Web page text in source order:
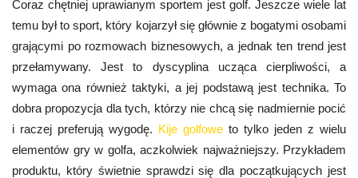
Coraz chętniej uprawianym sportem jest golf. Jeszcze wiele lat
temu był to sport, który kojarzył się głównie z bogatymi osobami
grającymi po rozmowach biznesowych, a jednak ten trend jest
przełamywany. Jest to dyscyplina ucząca cierpliwości, a
wymaga ona również taktyki, a jej podstawą jest technika. To
dobra propozycja dla tych, którzy nie chcą się nadmiernie pocić
i raczej preferują wygodę. Kije golfowe to tylko jeden z wielu
elementów gry w golfa, aczkolwiek najważniejszy. Przykładem
produktu, który świetnie sprawdzi się dla początkujących jest